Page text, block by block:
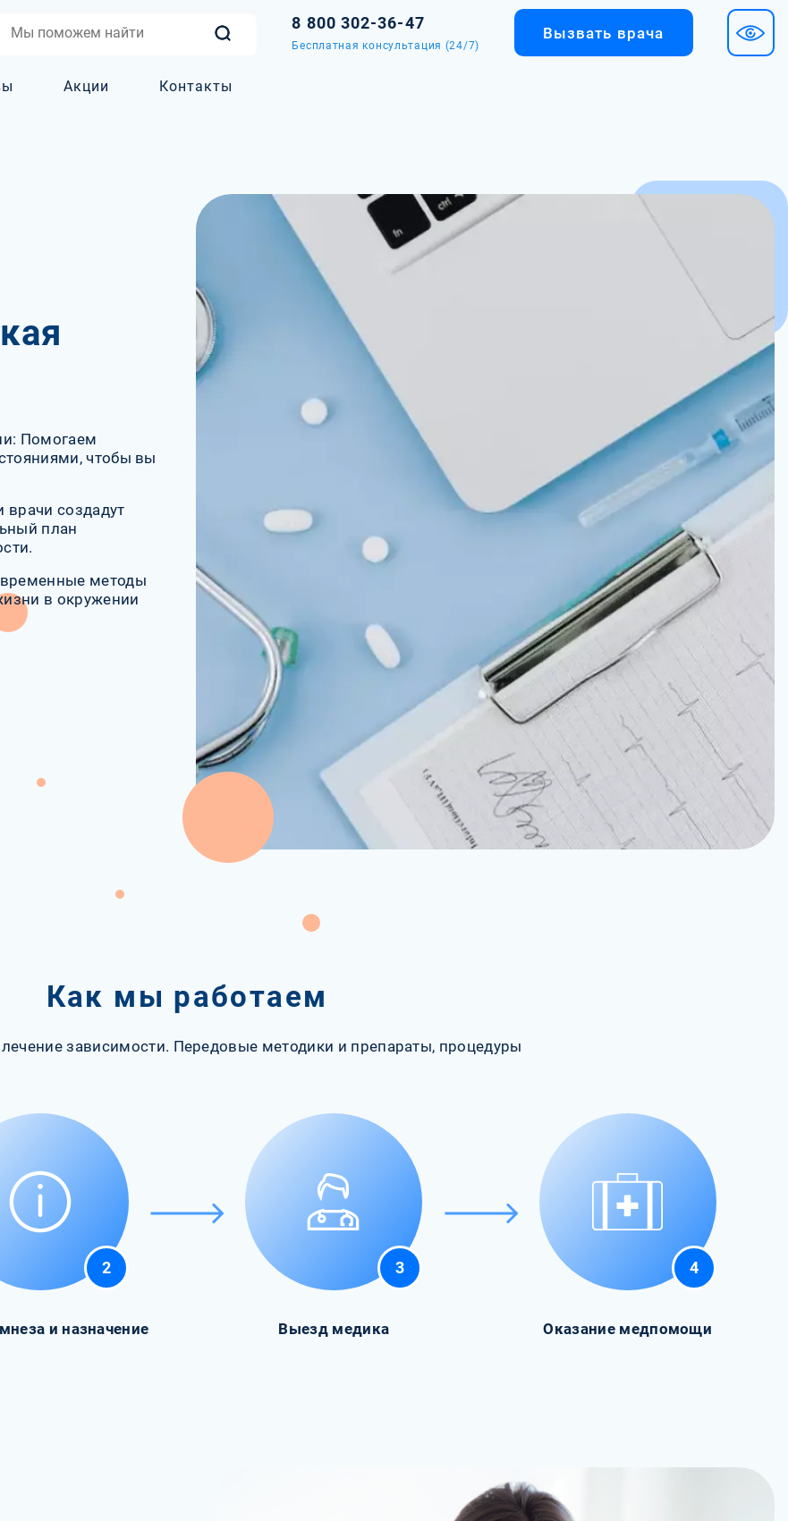
8 800 302-36-47
Бесплатная консультация (24/7)
Вызвать врача
Акции Контакты
Помогаем
чтобы вы
создадут
план
методы
в окружении
Как мы работаем
зависимости. Передовые методики и препараты, процедуры
2
и назначение
3
Выезд медика
4
Оказание медпомощи